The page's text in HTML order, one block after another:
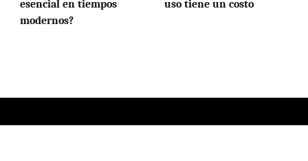
esencial en tiempos
modernos?
uso tiene un costo